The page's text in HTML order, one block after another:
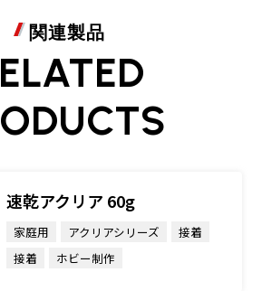
関連製品
速乾アクリア 60g
家庭用 アクリアシリーズ
接着
接着
ホビー制作